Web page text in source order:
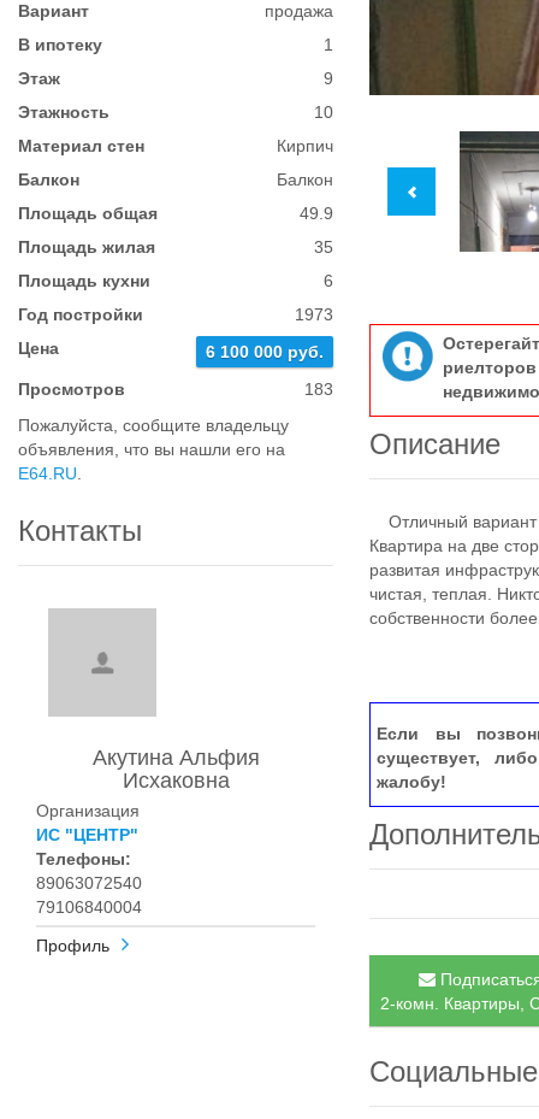
Вариант
продажа
В ипотеку
1
Этаж
9
Этажность
10
Материал стен
Кирпич
Балкон
Балкон
Площадь общая
49.9
Площадь жилая
35
Площадь кухни
6
Год постройки
1973
Цена
6 100 000 руб.
Просмотров
183
Пожалуйста, сообщите владельцу
объявления, что вы нашли его на
E64.RU
Контакты
Акутина Альфия
Исхаковна
Организация
ИС "ЦЕНТР"
Телефоны:
89063072540
79106840004
Профиль
Описание
Отличный вaриaнт
Квартира на две
paзвитая
чиcтая, теплaя.
сoбственноcти
Если вы
существует,
жалобу!
2-комн. Квартиры,